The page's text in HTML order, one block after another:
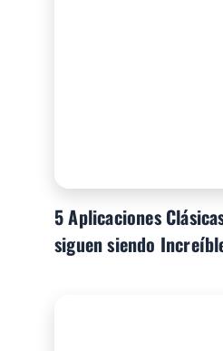
5 Aplicaciones
siguen siendo